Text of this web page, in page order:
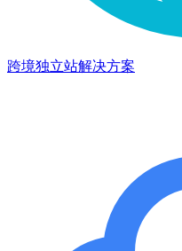
跨境独立站解决方案